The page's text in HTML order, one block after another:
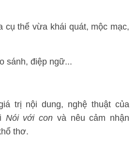
cụ thể vừa khái quát, mộc mạc,
sánh, điệp ngữ...
trị nội dung, nghệ thuật của
Nói với con và nêu cảm nhận
thơ.